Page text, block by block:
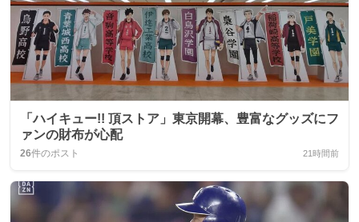
「ハイキュー!! 頂ストア」東京開幕、豊富なグッズにフ
ァンの財布が心配
26件のポスト 21時間前